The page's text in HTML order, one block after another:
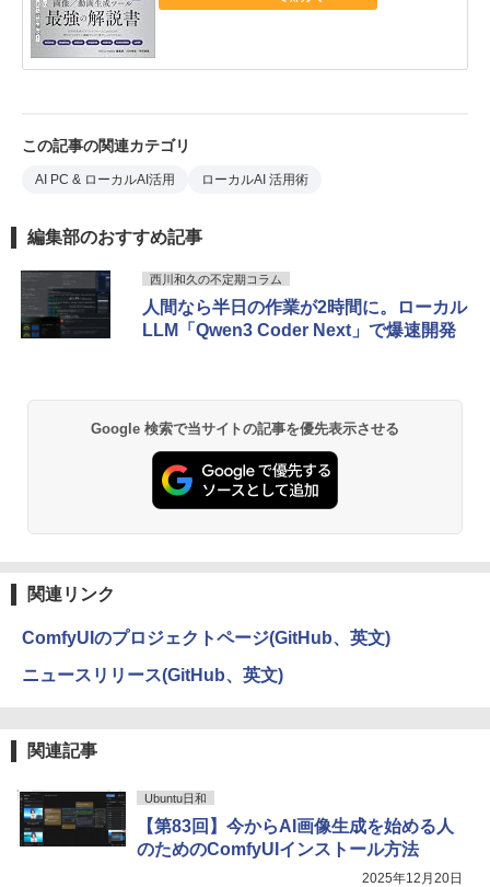
この記事の関連カテゴリ
AI PC & ローカルAI活用 ローカルAI 活用術
編集部のおすすめ記事
西川和久の不定期コラム
人間なら半日の作業が2時間に。ローカル
LLM「Qwen3 Coder Next」で爆速開発
Google 検索で当サイトの記事を優先表示させる
関連リンク
ComfyUIのプロジェクトページ(GitHub、英文)
ニュースリリース(GitHub、英文)
関連記事
Ubuntu日和
【第83回】今からAI画像生成を始める人
のためのComfyUIインストール方法
2025年12月20日